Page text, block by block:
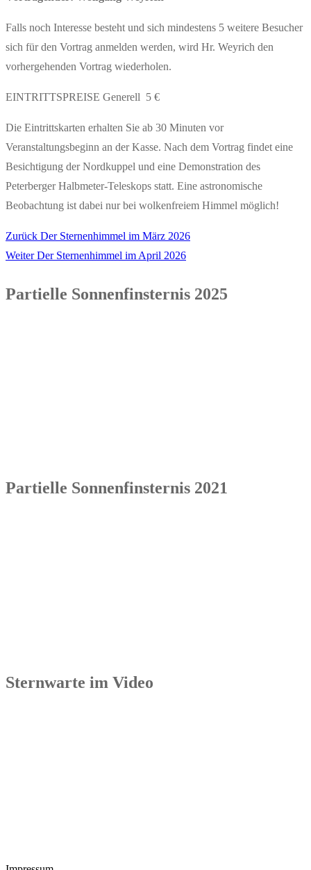
Falls noch Interesse besteht und sich mindestens 5 weitere Besucher
sich für den Vortrag anmelden werden, wird Hr. Weyrich den
vorhergehenden Vortrag wiederholen.
EINTRITTSPREISE Generell 5 €
Die Eintrittskarten erhalten Sie ab 30 Minuten vor
Veranstaltungsbeginn an der Kasse. Nach dem Vortrag findet eine
Besichtigung der Nordkuppel und eine Demonstration des
Peterberger Halbmeter-Teleskops statt. Eine astronomische
Beobachtung ist dabei nur bei wolkenfreiem Himmel möglich!
Beitragsnavigation
Zurück Vorheriger
Beitrag:
Der Sternenhimmel im März 2026
Weiter Nächster
Der Sternenhimmel im April 2026
Partielle Sonnenfinsternis 2025
Partielle Sonnenfinsternis 2021
Sternwarte im Video